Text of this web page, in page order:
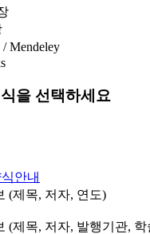
Mendeley
을 선택하세요
안내
(제목, 저자, 연도)
(제목, 저자, 발행기관,